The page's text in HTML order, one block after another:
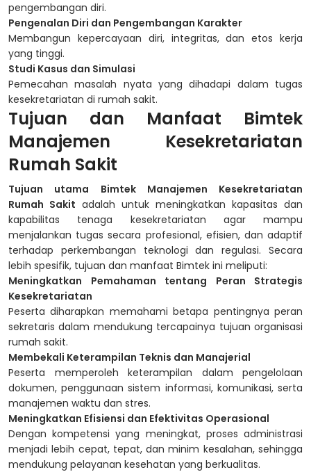
pengembangan diri.
Pengenalan Diri dan Pengembangan Karakter
Membangun kepercayaan diri, integritas, dan etos kerja
yang tinggi.
Studi Kasus dan Simulasi
Pemecahan masalah nyata yang dihadapi dalam tugas
kesekretariatan di rumah sakit.
Tujuan dan Manfaat Bimtek
Manajemen Kesekretariatan
Rumah Sakit
Tujuan utama Bimtek Manajemen Kesekretariatan
Rumah Sakit adalah untuk meningkatkan kapasitas dan
kapabilitas tenaga kesekretariatan agar mampu
menjalankan tugas secara profesional, efisien, dan adaptif
terhadap perkembangan teknologi dan regulasi.
Secara
lebih spesifik, tujuan dan manfaat Bimtek ini meliputi:
Meningkatkan Pemahaman tentang Peran Strategis
Kesekretariatan
Peserta diharapkan memahami betapa pentingnya peran
sekretaris dalam mendukung tercapainya tujuan organisasi
rumah sakit.
Membekali Keterampilan Teknis dan Manajerial
Peserta memperoleh keterampilan dalam pengelolaan
dokumen, penggunaan sistem informasi, komunikasi, serta
manajemen waktu dan stres.
Meningkatkan Efisiensi dan Efektivitas Operasional
Dengan kompetensi yang meningkat, proses administrasi
menjadi lebih cepat, tepat, dan minim kesalahan, sehingga
mendukung pelayanan kesehatan yang berkualitas.